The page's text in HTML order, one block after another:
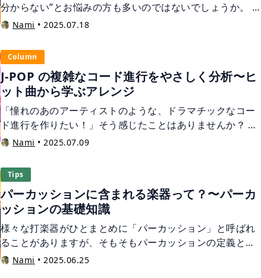
分からない”とお悩みの方も多いのではないでしょうか。 か
つてのエレキギター録音といえば、アンプに繋いで鳴らし
録が広まり、アンプを使わずに録音できる”ライン録り”と
いうスタイルが主流になりつつあります。 ライン録りは、
スピーカから大きな音を出さずに録音できるため、“サイレ
ント・レコーディング”とも呼ばれます。近隣への騒音を気
にせず、自宅でいつでも録音できるのが最大のメリットで
す。 この記事では、ライン録りに必要な機材から具体的な
手順、音作りのコツまで、初心者の方にもわかりやすく解
説します。
Nami •2025.07.18
Column
J-POP の複雑なコード進行をやさしく分析〜ヒ
ット曲から学ぶアレンジ
「憧れのあのアーティストのような、ドラマチックなコー
ド進行を作りたい！」そう感じたことはありませんか？ 自
分の好きなアーティストの曲を分析することで、これまで
この記事では、一見難解な J-POP のコード進行を紐解き、
自分の楽曲制作に取り入れるためのヒントをご紹介しま
す。
Nami •2025.07.09
Tips
パーカッションに含まれる楽器って？〜パーカ
ッションの基礎知識
様々な打楽器がひとまとめに「パーカッション」と呼ばれ
ることがありますが、そもそもパーカッションの定義とは
何でしょうか？ たとえば、コンガのように太鼓型な形状の
Nami •2025.06.25